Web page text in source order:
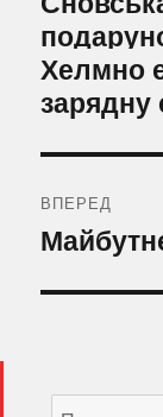
запис:
Хелмно
зарядну
ВПЕРЕД
Наступний
запис: